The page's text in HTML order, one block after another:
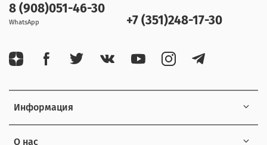
Информация
О нас
8 (908)051-46-30
WhatsApp +7 (351)248-17-30